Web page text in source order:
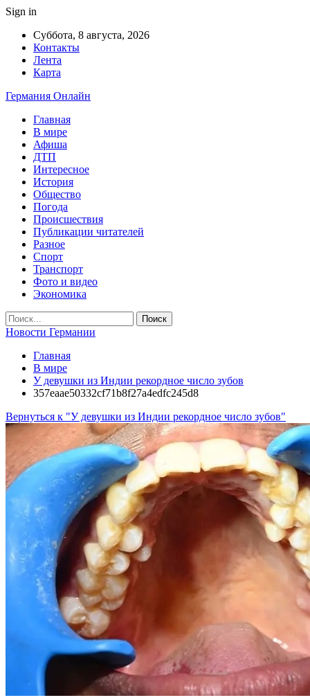
Sign in
Суббота, 8 августа, 2026
Контакты
Лента
Карта
Германия Онлайн
Главная
В мире
Афиша
ДТП
Интересное
История
Общество
Погода
Происшествия
Публикации читателей
Разное
Спорт
Транспорт
Фото и видео
Экономика
Новости Германии
Главная
В мире
У девушки из Индии рекордное число зубов
357eaae50332cf71b8f27a4edfc245d8
Вернуться к "У девушки из Индии рекордное число зубов"